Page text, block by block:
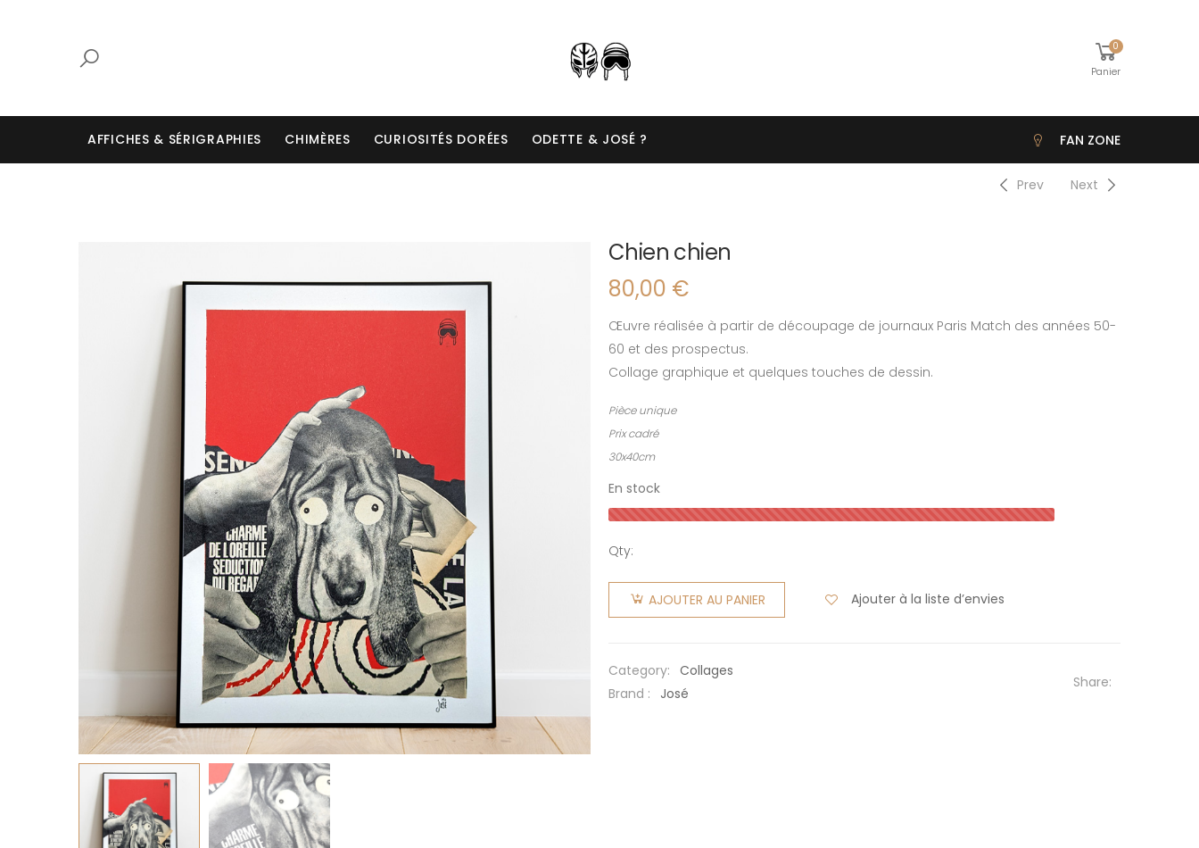
0
Panier
AFFICHES & SÉRIGRAPHIES CHIMÈRES CURIOSITÉS DORÉES ODETTE & JOSÉ ? FAN ZONE
Prev Next
Chien chien
80,00 €
Œuvre réalisée à partir de découpage de journaux Paris Match des années 50-
60 et des prospectus.
Collage graphique et quelques touches de dessin.
Pièce unique
Prix cadré
30x40cm
En stock
Qty:
quantité
de Chien
chien AJOUTER AU PANIER Ajouter à la liste d’envies
Category: Collages
Brand :
José
Share: